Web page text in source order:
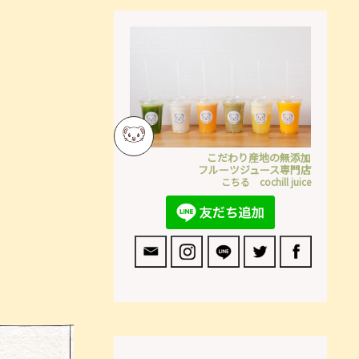
こだわり産地の無添加
フルーツジュース専門店
こちる cochill juice